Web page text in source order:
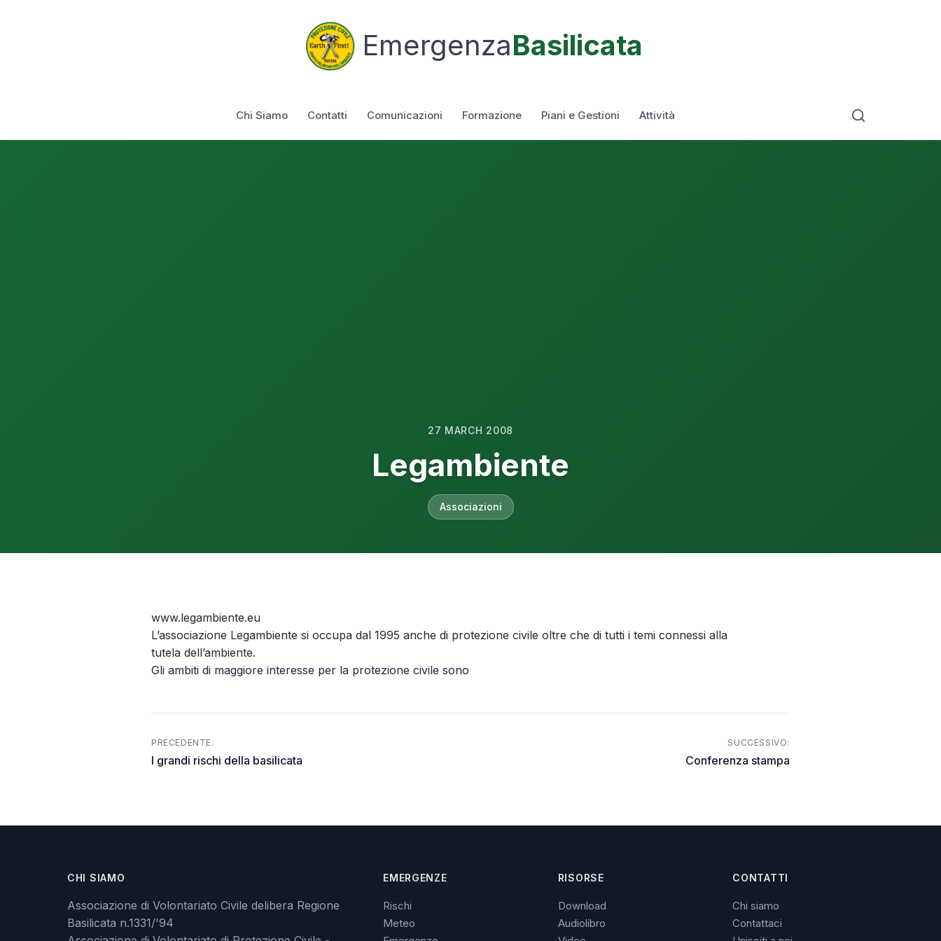
EmergenzaBasilicata
Chi Siamo Contatti Comunicazioni Formazione Piani e Gestioni Attività
27 MARCH 2008
Legambiente
Associazioni
www.legambiente.eu
L’associazione Legambiente si occupa dal 1995 anche di protezione civile oltre che di tutti i temi connessi alla
tutela dell’ambiente.
Gli ambiti di maggiore interesse per la protezione civile sono
Post
PRECEDENTE:
I grandi rischi della basilicata
SUCCESSIVO:
Conferenza stampa
CHI SIAMO
Associazione di Volontariato Civile delibera Regione
Basilicata n.1331/'94
EMERGENZE
Rischi
Meteo
RISORSE
Download
Audiolibro
CONTATTI
Chi siamo
Contattaci